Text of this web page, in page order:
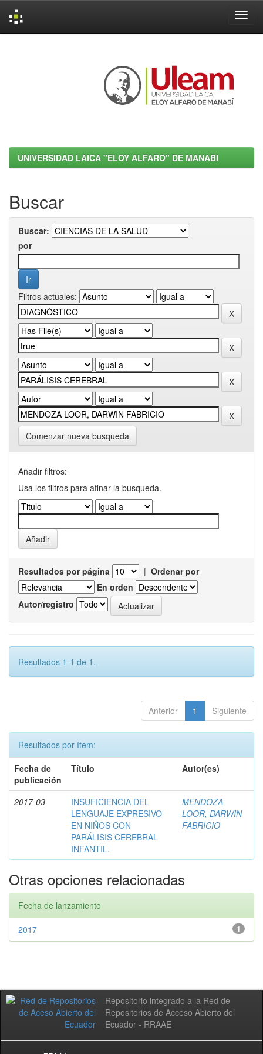
UNIVERSIDAD LAICA "ELOY ALFARO" DE MANABI
Buscar
Buscar:
por
Filtros actuales:
Comenzar nueva busqueda
Añadir filtros:
Usa los filtros para afinar la busqueda.
Resultados por página | Ordenar por
En orden
Autor/registro
Resultados 1-1 de 1.
Anterior 1 Siguiente
Resultados por ítem:
Fecha de
publicación
Título Autor(es)
2017-03
INSUFICIENCIA DEL
LENGUAJE EXPRESIVO
EN NIÑOS CON
PARÁLISIS CEREBRAL
INFANTIL.
MENDOZA
LOOR, DARWIN
FABRICIO
Otras opciones relacionadas
Fecha de lanzamiento
1
2017
Repositorio integrado a la Red de
Repositorios de Acceso Abierto del
Ecuador - RRAAE